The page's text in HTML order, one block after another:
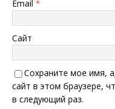
Email *
Сайт
Сохраните мое имя,
сайт в этом браузере,
в следующий раз.